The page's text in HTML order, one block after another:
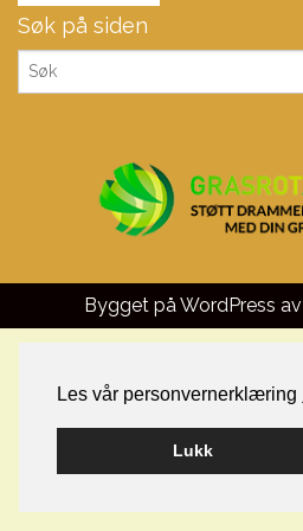
Les vår personvernerklæring
Lukk
Søk på siden
Bygget på WordPress av